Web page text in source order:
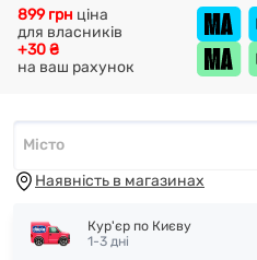
+30 ₴
на ваш рахунок
899 грн ціна
для власників
Місто*
Місто
Наявність в магазинах
Кур'єр по Києву
1-3 дні